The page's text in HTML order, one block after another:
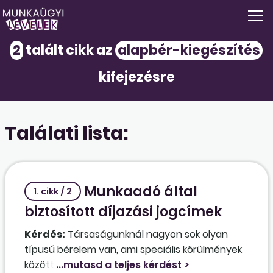
2 talált cikk az alapbér-kiegészítés
kifejezésre
Találati lista:
1. cikk / 2
Munkaadó által
biztosított díjazási jogcímek
Kérdés: Társaságunknál nagyon sok olyan
típusú bérelem van, ami speciális körülmények
közötti munkavégzéshez kapcsolódik (pl.